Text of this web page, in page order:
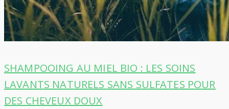
SHAMPOOING AU MIEL BIO : LES SOINS
LAVANTS NATURELS SANS SULFATES POUR
DES CHEVEUX DOUX